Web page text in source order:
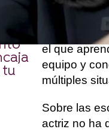
todas sus dotes
tu
Tal y como
el que
equipo y
múltiples
Sobre las
actriz no ha